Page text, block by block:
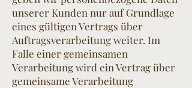
unserer Kunden nur auf Grundlage
eines gültigen Vertrags über
Auftragsverarbeitung weiter. Im
Falle einer gemeinsamen
Verarbeitung wird ein Vertrag über
gemeinsame Verarbeitung